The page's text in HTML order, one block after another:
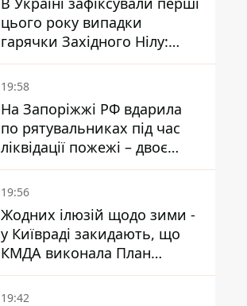
цього року випадки
гарячки Західного Нілу:
двоє людей заразилися
після укусів комарів
19:58
На Запоріжжі РФ вдарила
по рятувальниках під час
ліквідації пожежі – двоє
поранених
19:56
Жодних ілюзій щодо зими -
у Київраді закидають, що
КМДА виконала План
стійкості на 20%
19:42